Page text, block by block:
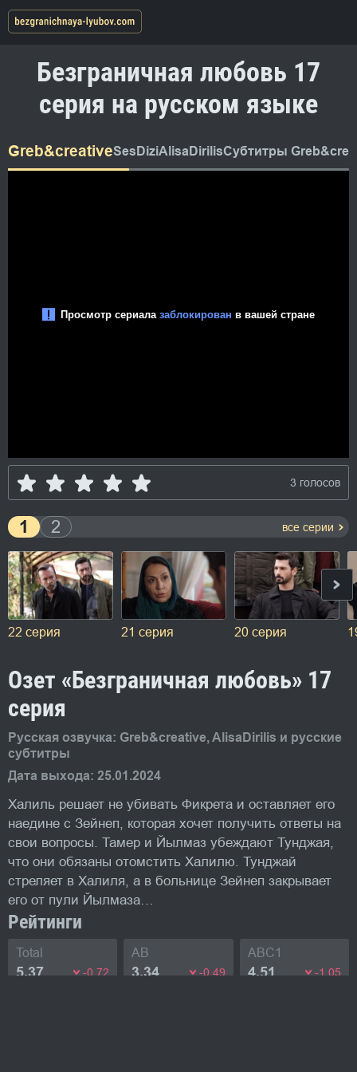
Безграничная любовь 17
серия на русском языке
Greb&creativeSesDiziAlisaDirilisСубтитры
3 голосов
1 2 все серии
22 серия 21 серия 20 серия
Озет «Безграничная любовь» 17
серия
Русская озвучка: Greb&creative, AlisaDirilis и русские
субтитры
Дата выхода: 25.01.2024
Халиль решает не убивать Фикрета и оставляет его
наедине с Зейнеп, которая хочет получить ответы на
свои вопросы. Тамер и Йылмаз убеждают Тунджая,
что они обязаны отомстить Халилю. Тунджай
стреляет в Халиля, а в больнице Зейнеп закрывает
его от пули Йылмаза…
Рейтинги
Total
5.37 -0.72
AB
3.34 -0.49
ABC1
4.51 -1.05